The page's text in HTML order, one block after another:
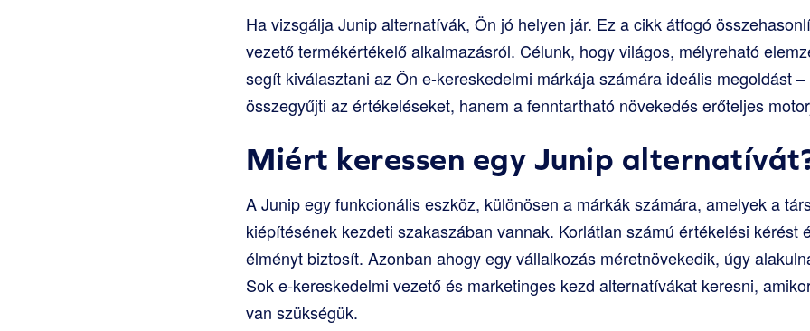
Ha vizsgálja Junip alternatívák, Ön jó helyen jár. Ez a cikk átfogó
vezető termékértékelő alkalmazásról. Célunk, hogy világos, mélyreható
segít kiválasztani az Ön e-kereskedelmi márkája számára ideális megoldást
összegyűjti az értékeléseket, hanem a fenntartható növekedés erőteljes
Miért keressen egy Junip
A Junip egy funkcionális eszköz, különösen a márkák számára, amelyek a
kiépítésének kezdeti szakaszában vannak. Korlátlan számú értékelési kérést
élményt biztosít. Azonban ahogy egy vállalkozás méretnövekedik, úgy
Sok e-kereskedelmi vezető és marketinges kezd alternatívákat keresni,
van szükségük.